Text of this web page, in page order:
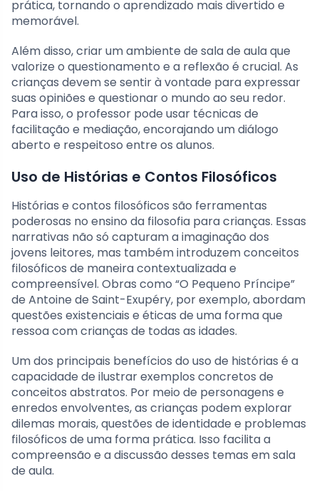
prática, tornando o aprendizado mais divertido e
memorável.
Além disso, criar um ambiente de sala de aula que
valorize o questionamento e a reflexão é crucial. As
crianças devem se sentir à vontade para expressar
suas opiniões e questionar o mundo ao seu redor.
Para isso, o professor pode usar técnicas de
facilitação e mediação, encorajando um diálogo
aberto e respeitoso entre os alunos.
Uso de Histórias e Contos Filosóficos
Histórias e contos filosóficos são ferramentas
poderosas no ensino da filosofia para crianças. Essas
narrativas não só capturam a imaginação dos
jovens leitores, mas também introduzem conceitos
filosóficos de maneira contextualizada e
compreensível. Obras como “O Pequeno Príncipe”
de Antoine de Saint-Exupéry, por exemplo, abordam
questões existenciais e éticas de uma forma que
ressoa com crianças de todas as idades.
Um dos principais benefícios do uso de histórias é a
capacidade de ilustrar exemplos concretos de
conceitos abstratos. Por meio de personagens e
enredos envolventes, as crianças podem explorar
dilemas morais, questões de identidade e problemas
filosóficos de uma forma prática. Isso facilita a
compreensão e a discussão desses temas em sala
de aula.